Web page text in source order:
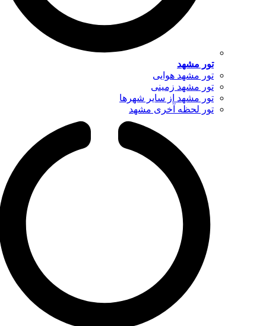
تور مشهد
تور مشهد هوایی
تور مشهد زمینی
تور مشهد از سایر شهرها
تور لحظه آخری مشهد